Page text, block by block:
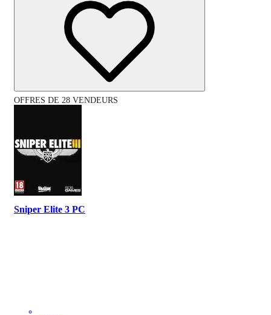
OFFRES DE 28 VENDEURS
Sniper Elite 3 PC